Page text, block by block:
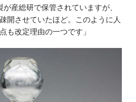
産総研で保管されていますが、
開させていたほど。このように人
も改定理由の一つです」